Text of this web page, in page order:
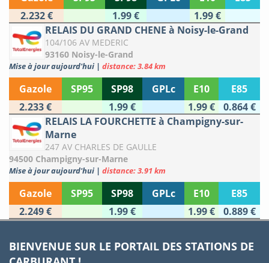
2.232 €
1.99 €
1.99 €
RELAIS DU GRAND CHENE à Noisy-le-Grand
104/106 AV MEDERIC
93160 Noisy-le-Grand
Mise à jour aujourd'hui | distance: 3.84 km
Gazole SP95 SP98 GPLc E10
E85
2.233 €
1.99 € 1.99 €
0.864 €
RELAIS LA FOURCHETTE à Champigny-sur-
Marne
247 AV CHARLES DE GAULLE
94500 Champigny-sur-Marne
Mise à jour aujourd'hui | distance: 3.91 km
Gazole SP95 SP98 GPLc E10
E85
2.249 €
1.99 € 1.99 € 0.889 €
BIENVENUE SUR LE PORTAIL DES STATIONS DE